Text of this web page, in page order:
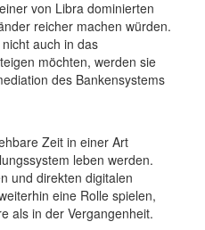
von Libra dominierten
reicher machen würden.
auch in das
möchten, werden sie
des Bankensystems
Zeit in einer Art
leben werden.
und direkten digitalen
eine Rolle spielen,
als in der Vergangenheit.